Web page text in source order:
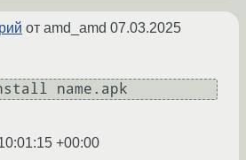
от amd_amd 07.03.2025
+00:00